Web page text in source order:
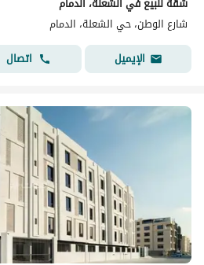
شارع الوطن، حي الشعلة، الدمام
الإيميل
اتصال